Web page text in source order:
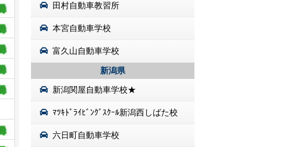
田村自動車教習所
本宮自動車学校
富久山自動車学校
新潟県
新潟関屋自動車学校★
ﾏﾂｷﾄﾞﾗｲﾋﾞﾝｸﾞｽｸｰﾙ新潟西しばた校
六日町自動車学校